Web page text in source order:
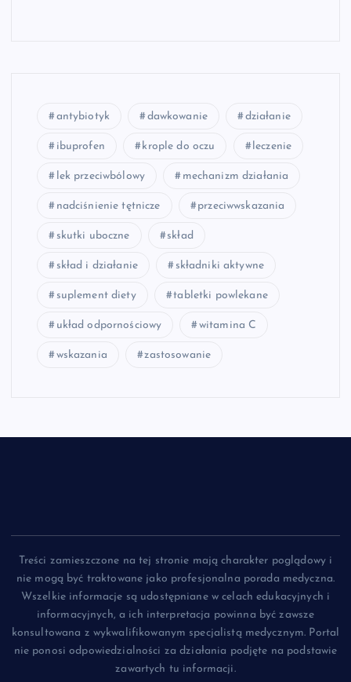
antybiotyk dawkowanie działanie
ibuprofen krople do oczu leczenie
lek przeciwbólowy mechanizm działania
nadciśnienie tętnicze przeciwwskazania
skutki uboczne skład
skład i działanie składniki aktywne
suplement diety tabletki powlekane
układ odpornościowy witamina C
wskazania zastosowanie
Treści zamieszczone na tej stronie mają charakter poglądowy i
nie mogą być traktowane jako profesjonalna porada medyczna.
Wszelkie informacje są udostępniane w celach edukacyjnych i
informacyjnych, a ich interpretacja powinna być zawsze
konsultowana z wykwalifikowanym specjalistą medycznym. Portal
nie ponosi odpowiedzialności za działania podjęte na podstawie
zawartych tu informacji.